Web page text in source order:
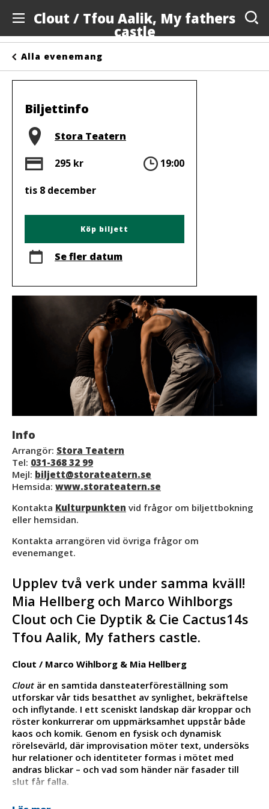
Clout / Tfou Aalik, My fathers
castle
Anslagstavlan
Arrangörer
Kontakta oss
Om oss
Alla evenemang
Biljettinfo
Plats
Stora Teatern
Pris
295 kr Tid
19:00
tis 8 december
Köp biljett
Se fler datum
Info
Arrangör: Stora Teatern
Tel: 031-368 32 99
Mejl: biljett@storateatern.se
Hemsida: www.storateatern.se
Kontakta Kulturpunkten vid frågor om biljettbokning
eller hemsidan.
Kontakta arrangören vid övriga frågor om
evenemanget.
Upplev två verk under samma kväll!
Mia Hellberg och Marco Wihlborgs
Clout och Cie Dyptik & Cie Cactus14s
Tfou Aalik, My fathers castle.
Clout / Marco Wihlborg & Mia Hellberg
Clout är en samtida dansteaterföreställning som
utforskar vår tids besatthet av synlighet, bekräftelse
och inflytande. I ett sceniskt landskap där kroppar och
röster konkurrerar om uppmärksamhet uppstår både
kaos och komik. Genom en fysisk och dynamisk
rörelsevärld, där improvisation möter text, undersöks
hur relationer och identiteter formas i mötet med
andras blickar – och vad som händer när fasader till
slut får falla.